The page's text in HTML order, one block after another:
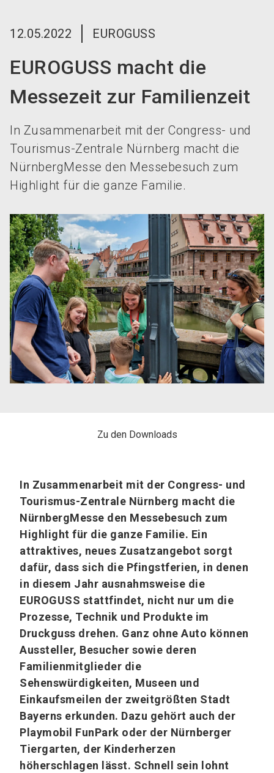
12.05.2022 EUROGUSS
EUROGUSS macht die
Messezeit zur Familienzeit
In Zusammenarbeit mit der Congress- und
Tourismus-Zentrale Nürnberg macht die
NürnbergMesse den Messebesuch zum
Highlight für die ganze Familie.
Zu den Downloads
In Zusammenarbeit mit der Congress- und
Tourismus-Zentrale Nürnberg macht die
NürnbergMesse den Messebesuch zum
Highlight für die ganze Familie. Ein
attraktives, neues Zusatzangebot sorgt
dafür, dass sich die Pfingstferien, in denen
in diesem Jahr ausnahmsweise die
EUROGUSS stattfindet, nicht nur um die
Prozesse, Technik und Produkte im
Druckguss drehen. Ganz ohne Auto können
Aussteller, Besucher sowie deren
Familienmitglieder die
Sehenswürdigkeiten, Museen und
Einkaufsmeilen der zweitgrößten Stadt
Bayerns erkunden. Dazu gehört auch der
Playmobil FunPark oder der Nürnberger
Tiergarten, der Kinderherzen
höherschlagen lässt. Schnell sein lohnt